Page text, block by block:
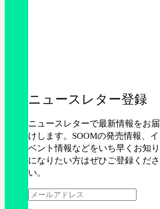
ニュースレター登録
ニュースレターで最新情報をお届
けします。SOOMの発売情報、イ
ベント情報などをいち早くお知り
になりたい方はぜひご登録くださ
い。